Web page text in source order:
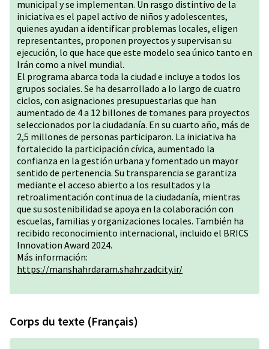
municipal y se implementan. Un rasgo distintivo de la
iniciativa es el papel activo de niños y adolescentes,
quienes ayudan a identificar problemas locales, eligen
representantes, proponen proyectos y supervisan su
ejecución, lo que hace que este modelo sea único tanto en
Irán como a nivel mundial.
El programa abarca toda la ciudad e incluye a todos los
grupos sociales. Se ha desarrollado a lo largo de cuatro
ciclos, con asignaciones presupuestarias que han
aumentado de 4 a 12 billones de tomanes para proyectos
seleccionados por la ciudadanía. En su cuarto año, más de
2,5 millones de personas participaron. La iniciativa ha
fortalecido la participación cívica, aumentado la
confianza en la gestión urbana y fomentado un mayor
sentido de pertenencia. Su transparencia se garantiza
mediante el acceso abierto a los resultados y la
retroalimentación continua de la ciudadanía, mientras
que su sostenibilidad se apoya en la colaboración con
escuelas, familias y organizaciones locales. También ha
recibido reconocimiento internacional, incluido el BRICS
Innovation Award 2024.
Más información:
https://manshahrdaram.shahrzadcity.ir/
Corps du texte (Français)